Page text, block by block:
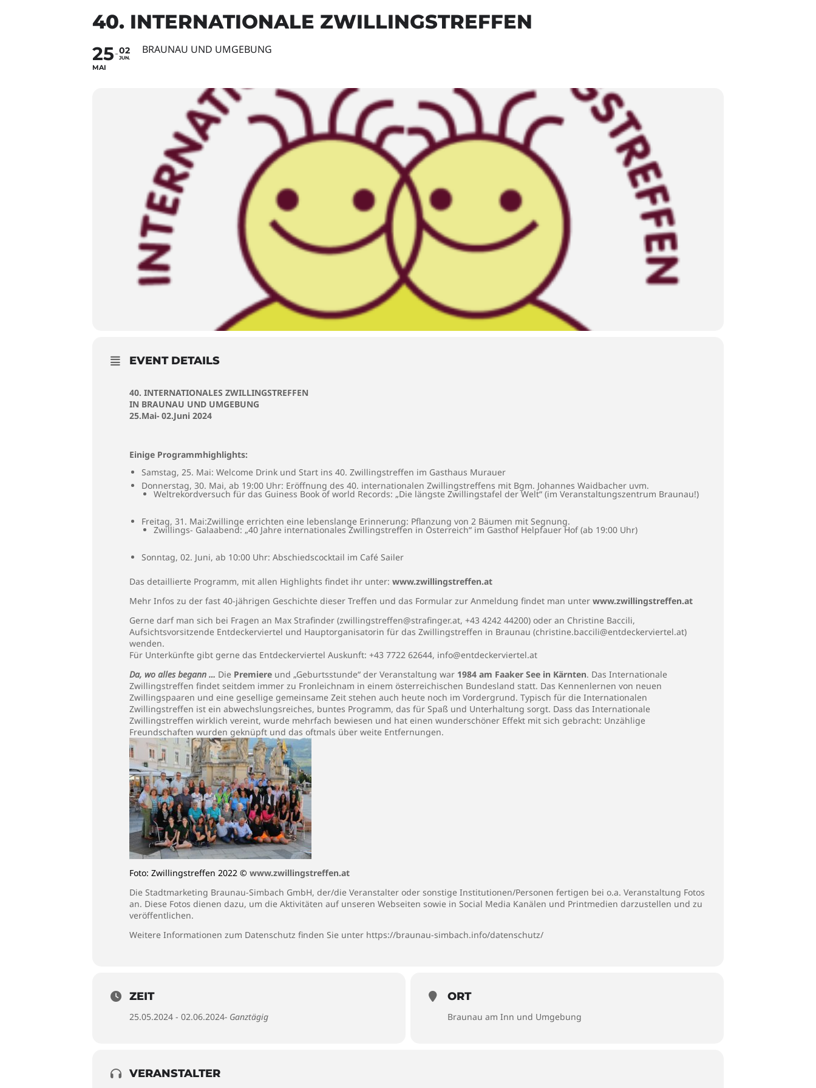
40. INTERNATIONALE ZWILLINGSTREFFEN
25
MAI
02
JUN.
BRAUNAU UND UMGEBUNG
EVENT DETAILS
40. INTERNATIONALES ZWILLINGSTREFFEN
IN BRAUNAU UND UMGEBUNG
25.Mai- 02.Juni 2024
Einige Programmhighlights:
Samstag, 25. Mai: Welcome Drink und Start ins 40. Zwillingstreffen im Gasthaus Murauer
Donnerstag, 30. Mai, ab 19:00 Uhr: Eröffnung des 40. internationalen Zwillingstreffens mit Bgm. Johannes Waidbacher uvm.
Weltrekordversuch für das Guiness Book of world Records: „Die längste Zwillingstafel der Welt“ (im Veranstaltungszentrum Braunau!)
Freitag, 31. Mai:Zwillinge errichten eine lebenslange Erinnerung: Pflanzung von 2 Bäumen mit Segnung.
Zwillings- Galaabend: „40 Jahre internationales Zwillingstreffen in Österreich“ im Gasthof Helpfauer Hof (ab 19:00 Uhr)
Sonntag, 02. Juni, ab 10:00 Uhr: Abschiedscocktail im Café Sailer
Das detaillierte Programm, mit allen Highlights findet ihr unter: www.zwillingstreffen.at
Mehr Infos zu der fast 40-jährigen Geschichte dieser Treffen und das Formular zur Anmeldung findet man unter www.zwillingstreffen.at
Gerne darf man sich bei Fragen an Max Strafinder (zwillingstreffen@strafinger.at, +43 4242 44200) oder an Christine Baccili,
Aufsichtsvorsitzende Entdeckerviertel und Hauptorganisatorin für das Zwillingstreffen in Braunau (christine.baccili@entdeckerviertel.at)
wenden.
Für Unterkünfte gibt gerne das Entdeckerviertel Auskunft: +43 7722 62644, info@entdeckerviertel.at
Da, wo alles begann … Die Premiere und „Geburtsstunde“ der Veranstaltung war 1984 am Faaker See in Kärnten. Das Internationale
Zwillingstreffen findet seitdem immer zu Fronleichnam in einem österreichischen Bundesland statt. Das Kennenlernen von neuen
Zwillingspaaren und eine gesellige gemeinsame Zeit stehen auch heute noch im Vordergrund. Typisch für die Internationalen
Zwillingstreffen ist ein abwechslungsreiches, buntes Programm, das für Spaß und Unterhaltung sorgt. Dass das Internationale
Zwillingstreffen wirklich vereint, wurde mehrfach bewiesen und hat einen wunderschöner Effekt mit sich gebracht: Unzählige
Freundschaften wurden geknüpft und das oftmals über weite Entfernungen.
Foto: Zwillingstreffen 2022 © www.zwillingstreffen.at
Die Stadtmarketing Braunau-Simbach GmbH, der/die Veranstalter oder sonstige Institutionen/Personen fertigen bei o.a. Veranstaltung Fotos
an. Diese Fotos dienen dazu, um die Aktivitäten auf unseren Webseiten sowie in Social Media Kanälen und Printmedien darzustellen und zu
veröffentlichen.
Weitere Informationen zum Datenschutz finden Sie unter https://braunau-simbach.info/datenschutz/
ZEIT
25.05.2024 - 02.06.2024- Ganztägig
ORT
Braunau am Inn und Umgebung
VERANSTALTER